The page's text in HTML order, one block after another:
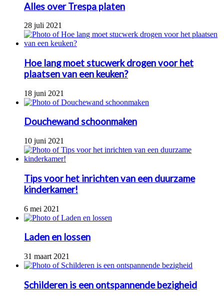
Alles over Trespa platen
28 juli 2021
Hoe lang moet stucwerk drogen voor het
plaatsen van een keuken?
18 juni 2021
Douchewand schoonmaken
10 juni 2021
Tips voor het inrichten van een duurzame
kinderkamer!
6 mei 2021
Laden en lossen
31 maart 2021
Schilderen is een ontspannende bezigheid